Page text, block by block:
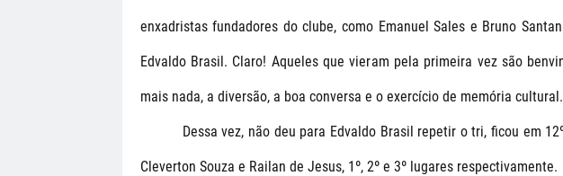
enxadristas fundadores do clube, como Emanuel Sales e Bruno
Edvaldo Brasil. Claro! Aqueles que vieram pela primeira vez são
mais nada, a diversão, a boa conversa e o exercício de memória cultural.
Dessa vez, não deu para Edvaldo Brasil repetir o tri, ficou em
Cleverton Souza e Railan de Jesus, 1º, 2º e 3º lugares respectivamente.